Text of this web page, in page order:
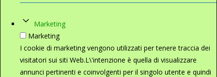
Marketing
Marketing
I cookie di marketing vengono utilizzati per tenere traccia dei
visitatori sui siti Web.L\'intenzione è quella di visualizzare
annunci pertinenti e coinvolgenti per il singolo utente e quindi